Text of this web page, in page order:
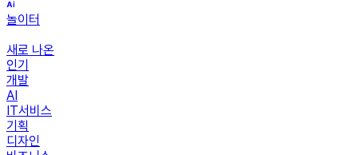
놀이터
새로 나온
인기
개발
AI
IT서비스
기획
디자인